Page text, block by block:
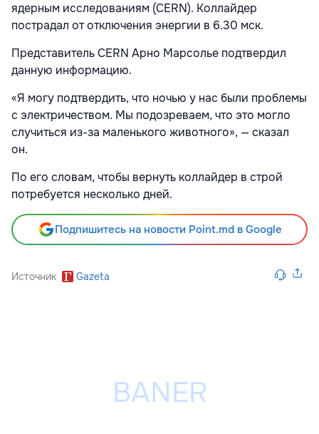
ядерным исследованиям (CERN). Коллайдер
пострадал от отключения энергии в 6.30 мск.
Представитель CERN Арно Марсолье подтвердил
данную информацию.
«Я могу подтвердить, что ночью у нас были проблемы
с электричеством. Мы подозреваем, что это могло
случиться из-за маленького животного», — сказал
он.
По его словам, чтобы вернуть коллайдер в строй
потребуется несколько дней.
Подпишитесь на новости Point.md в Google
Источник Gazeta